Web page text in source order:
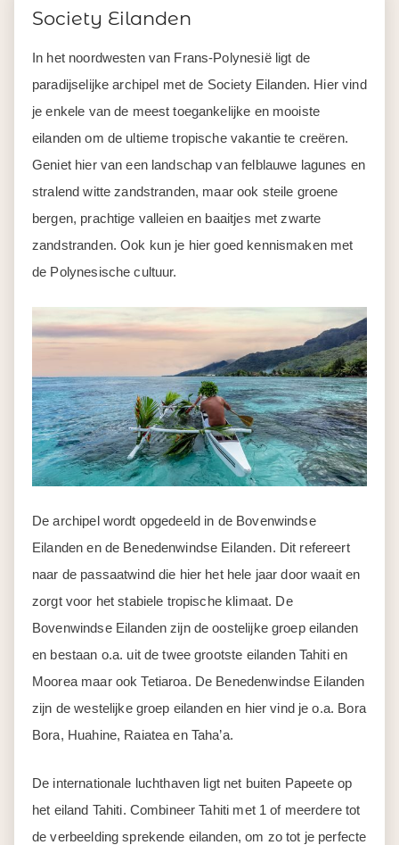
Society Eilanden
In het noordwesten van Frans-Polynesië ligt de
paradijselijke archipel met de Society Eilanden. Hier vind
je enkele van de meest toegankelijke en mooiste
eilanden om de ultieme tropische vakantie te creëren.
Geniet hier van een landschap van felblauwe lagunes en
stralend witte zandstranden, maar ook steile groene
bergen, prachtige valleien en baaitjes met zwarte
zandstranden. Ook kun je hier goed kennismaken met
de Polynesische cultuur.
De archipel wordt opgedeeld in de Bovenwindse
Eilanden en de Benedenwindse Eilanden. Dit refereert
naar de passaatwind die hier het hele jaar door waait en
zorgt voor het stabiele tropische klimaat. De
Bovenwindse Eilanden zijn de oostelijke groep eilanden
en bestaan o.a. uit de twee grootste eilanden Tahiti en
Moorea maar ook Tetiaroa. De Benedenwindse Eilanden
zijn de westelijke groep eilanden en hier vind je o.a. Bora
Bora, Huahine, Raiatea en Taha’a.
De internationale luchthaven ligt net buiten Papeete op
het eiland Tahiti. Combineer Tahiti met 1 of meerdere tot
de verbeelding sprekende eilanden, om zo tot je perfecte